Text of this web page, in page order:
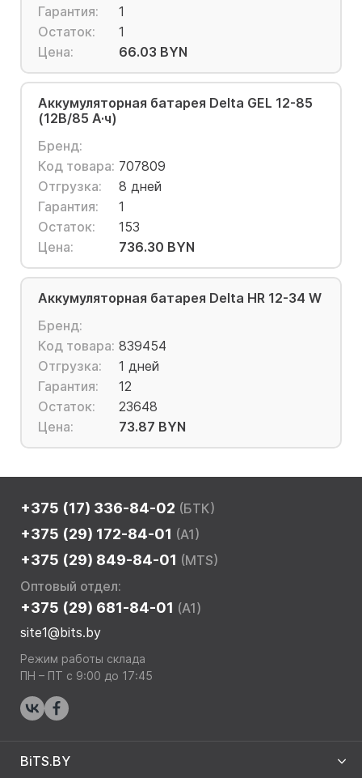
Гарантия:
1
Остаток:
1
Цена:
66.03 BYN
Аккумуляторная батарея Delta GEL 12-85
(12В/85 А·ч)
Бренд:
Код товара: 707809
Отгрузка:
8 дней
Гарантия:
1
Остаток:
153
Цена:
736.30 BYN
Аккумуляторная батарея Delta HR 12-34 W
Бренд:
Код товара: 839454
Отгрузка:
1 дней
Гарантия:
12
Остаток:
23648
Цена:
73.87 BYN
+375 (17) 336-84-02 (БТК)
+375 (29) 172-84-01 (A1)
+375 (29) 849-84-01 (MTS)
Оптовый отдел:
+375 (29) 681-84-01 (A1)
site1@bits.by
Режим работы склада
ПН – ПТ с 9:00 до 17:45
BiTS.BY